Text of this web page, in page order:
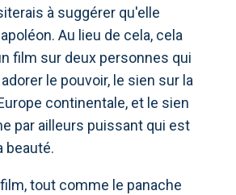
à suggérer qu'elle
Au lieu de cela, cela
film sur deux personnes qui
le pouvoir, le sien sur la
continentale, et le sien
par ailleurs puissant qui est
beauté.
tout comme le panache